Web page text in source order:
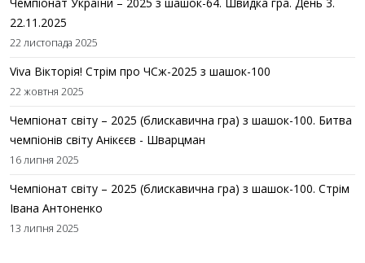
22.11.2025
22 листопада 2025
Viva Вікторія! Стрім про ЧСж-2025 з шашок-100
22 жовтня 2025
Чемпіонат світу – 2025 (блискавична гра) з шашок-100. Битва
чемпіонів світу Анікєєв - Шварцман
16 липня 2025
Чемпіонат світу – 2025 (блискавична гра) з шашок-100. Стрім
Івана Антоненко
13 липня 2025